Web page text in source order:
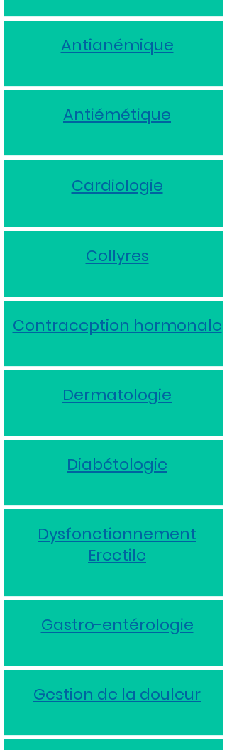
Antianémique
Antiémétique
Cardiologie
Collyres
Contraception hormonale
Dermatologie
Diabétologie
Dysfonctionnement
Erectile
Gastro-entérologie
Gestion de la douleur